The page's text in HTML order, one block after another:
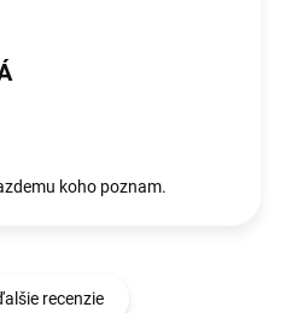
koho poznam.
recenzie